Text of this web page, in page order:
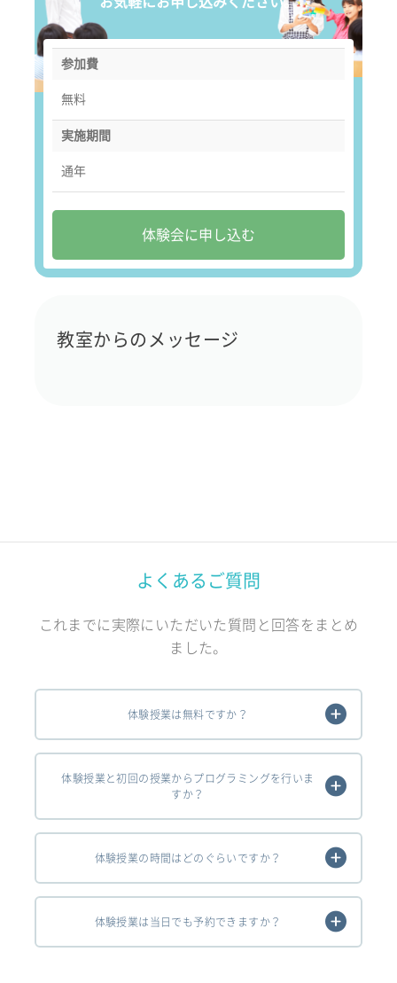
参加費
無料
実施期間
通年
体験会に申し込む
教室からのメッセージ
よくあるご質問
これまでに実際にいただいた質問と回答をまとめ
ました。
体験授業は無料ですか？
体験授業と初回の授業からプログラミングを行いま
すか？
体験授業の時間はどのぐらいですか？
体験授業は当日でも予約できますか？